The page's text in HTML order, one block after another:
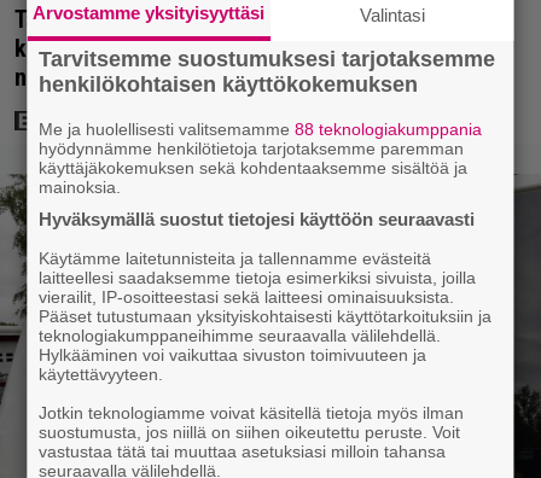
Tänään tv:ssä: Steven Spielbergin ja Tom Cruisen
kaveruus loppui 21 vuotta sitten – Syynä Cruisen
nolo käytös
Arvostamme yksityisyyttäsi Valintasi
Tarvitsemme suostumuksesi tarjotaksemme
henkilökohtaisen käyttökokemuksen
Me ja huolellisesti valitsemamme88 teknologiakumppania
hyödynnämme henkilötietoja tarjotaksemme paremman
käyttäjäkokemuksen sekä kohdentaaksemme sisältöä ja
mainoksia.
Hyväksymällä suostut tietojesi käyttöön seuraavasti
Käytämme laitetunnisteita ja tallennamme evästeitä
laitteellesi saadaksemme tietoja esimerkiksi sivuista, joilla
vierailit, IP-osoitteestasi sekä laitteesi ominaisuuksista.
Pääset tutustumaan yksityiskohtaisesti käyttötarkoituksiin ja
teknologiakumppaneihimme seuraavalla välilehdellä.
Hylkääminen voi vaikuttaa sivuston toimivuuteen ja
käytettävyyteen.
Jotkin teknologiamme voivat käsitellä tietoja myös ilman
suostumusta, jos niillä on siihen oikeutettu peruste. Voit
vastustaa tätä tai muuttaa asetuksiasi milloin tahansa
seuraavalla välilehdellä.